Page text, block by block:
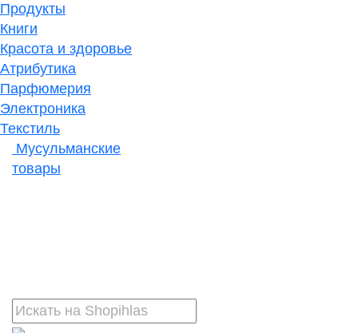
Продукты
Книги
Красота и здоровье
Атрибутика
Парфюмерия
Электроника
Текстиль
Мусульманские
товары